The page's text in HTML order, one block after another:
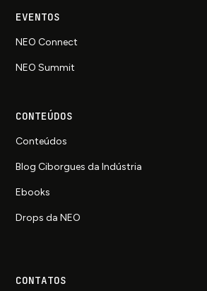
EVENTOS
NEO Connect
NEO Summit
CONTEÚDOS
Conteúdos
Blog Ciborgues da Indústria
Ebooks
Drops da NEO
CONTATOS